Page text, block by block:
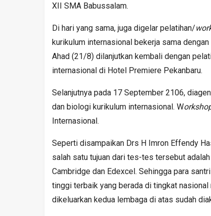
XII SMA Babussalam.
Di hari yang sama, juga digelar pelatihan/
kurikulum internasional bekerja sama
Ahad (21/8) dilanjutkan kembali dengan
internasional di Hotel Premiere Pekanbaru.
Selanjutnya pada 17 September 2106,
dan biologi kurikulum internasional. W
Internasional.
Seperti disampaikan Drs H Imron Effendy
salah satu tujuan dari tes-tes tersebut
Cambridge dan Edexcel. Sehingga para
tinggi terbaik yang berada di tingkat
dikeluarkan kedua lembaga di atas sudah